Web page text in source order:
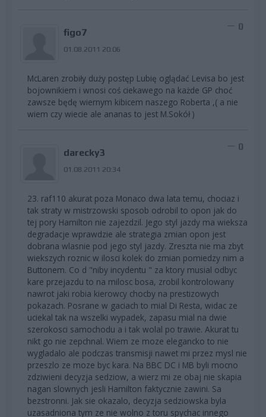
figo7
01.08.2011 20:06
0
McLaren zrobiły duży postęp Lubię oglądać Levisa bo jest
bojownikiem i wnosi coś ciekawego na każde GP choć
zawsze będę wiernym kibicem naszego Roberta ,( a nie
wiem czy wiecie ale ananas to jest M.Sokół )
darecky3
01.08.2011 20:34
0
23. raf110 akurat poza Monaco dwa lata temu, chociaz i
tak straty w mistrzowski sposob odrobil to opon jak do
tej pory Hamilton nie zajezdzil. Jego styl jazdy ma wieksza
degradacje wprawdzie ale strategia zmian opon jest
dobrana wlasnie pod jego styl jazdy. Zreszta nie ma zbyt
wiekszych roznic w ilosci kolek do zmian pomiedzy nim a
Buttonem. Co d "niby incydentu " za ktory musial odbyc
kare przejazdu to na milosc bosa, zrobil kontrolowany
nawrot jaki robia kierowcy chocby na prestizowych
pokazach. Posrane w gaciach to mial Di Resta, widac ze
uciekal tak na wszelki wypadek, zapasu mial na dwie
szerokosci samochodu a i tak wolal po trawie. Akurat tu
nikt go nie zepchnal. Wiem ze moze elegancko to nie
wygladalo ale podczas transmisji nawet mi przez mysl nie
przeszlo ze moze byc kara. Na BBC DC i MB byli mocno
zdziwieni decyzja sedziow, a wierz mi ze obaj nie skapia
nagan slownych jesli Hamilton faktycznie zawini. Sa
bezstronni. Jak sie okazalo, decyzja sedziowska byla
uzasadniona tym ze nie wolno z toru spychac innego